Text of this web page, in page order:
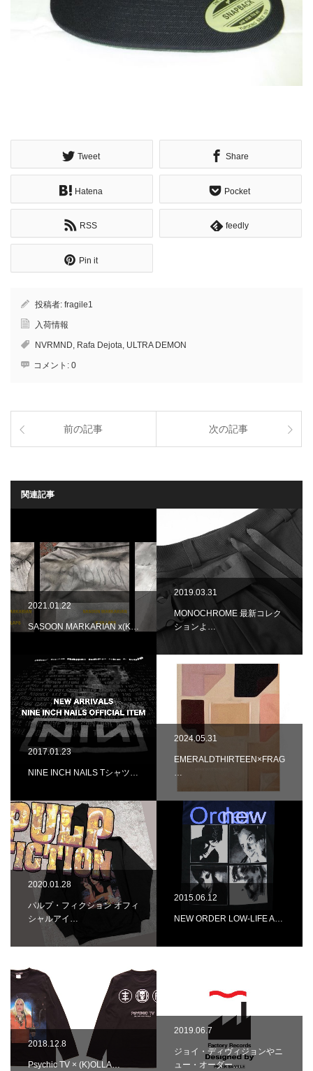
Tweet Share
Hatena Pocket
RSS feedly
Pin it
投稿者: fragile1
入荷情報
NVRMND, Rafa Dejota, ULTRA DEMON
コメント: 0
前の記事 次の記事
関連記事
2021.01.22
SASOON MARKARIAN x(K…
2019.03.31
MONOCHROME 最新コレク
ションよ…
2017.01.23
NINE INCH NAILS Tシャツ…
2024.05.31
EMERALDTHIRTEEN×FRAG
…
2020.01.28
パルプ・フィクション オフィ
シャルアイ…
2015.06.12
NEW ORDER LOW-LIFE A…
2018.12.8
Psychic TV × (K)OLLA…
2019.06.7
ジョイ・ディヴィジョンやニ
ュー・オーダー…